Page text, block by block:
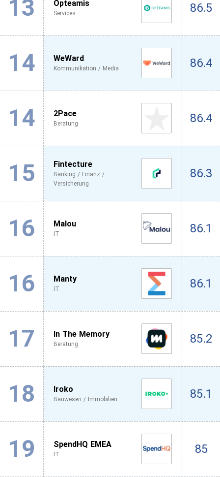
13 Opteamis
Services 86.5
14 WeWard
Kommunikation / Media 86.4
14 2Pace
Beratung 86.4
15 Fintecture
Banking / Finanz /
Versicherung
86.3
16 Malou
IT 86.1
16 Manty
IT 86.1
17 In The Memory
Beratung 85.2
18 Iroko
Bauwesen / Immobilien 85.1
19 SpendHQ EMEA
IT 85